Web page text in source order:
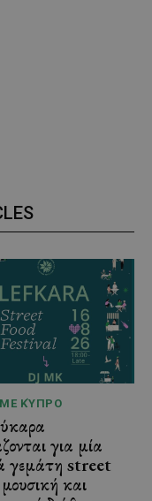
ΚΎΠΡΟ
για μία
γεμάτη street
και